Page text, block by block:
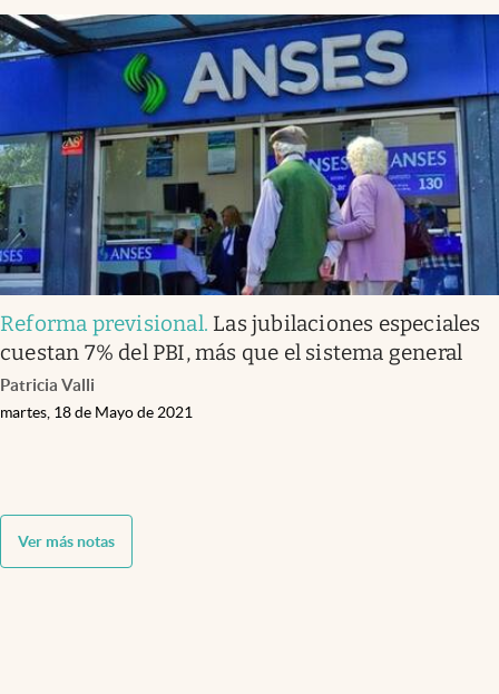
Reforma previsional. Las jubilaciones especiales
cuestan 7% del PBI, más que el sistema general
Patricia Valli
martes, 18 de Mayo de 2021
Ver más notas